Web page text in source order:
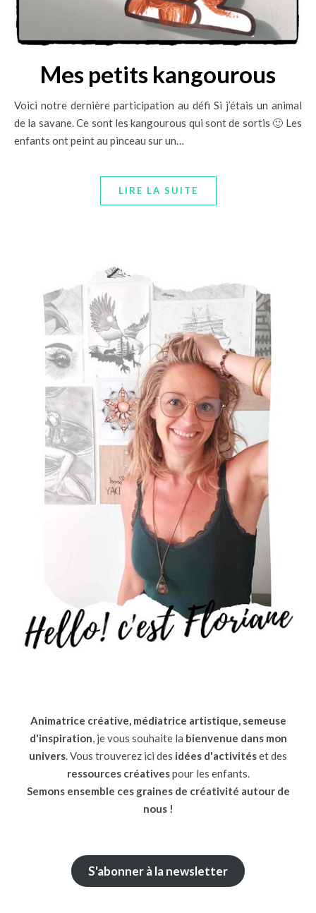
Mes petits kangourous
Voici notre dernière participation au défi Si j’étais un animal
de la savane. Ce sont les kangourous qui sont de sortis 🙂 Les
enfants ont peint au pinceau sur un…
LIRE LA SUITE
Animatrice créative, médiatrice artistique, semeuse
d'inspiration, je vous souhaite la bienvenue dans mon
univers. Vous trouverez ici des idées d'activitéset des
ressources créativespour les enfants.
Semons ensemble ces graines de créativité autour de
nous !
S'abonner à la newsletter